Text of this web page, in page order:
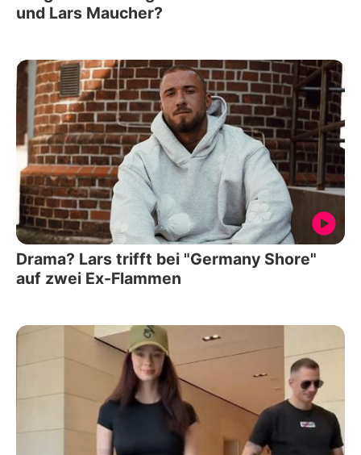
und Lars Maucher?
Drama? Lars trifft bei "Germany Shore"
auf zwei Ex-Flammen